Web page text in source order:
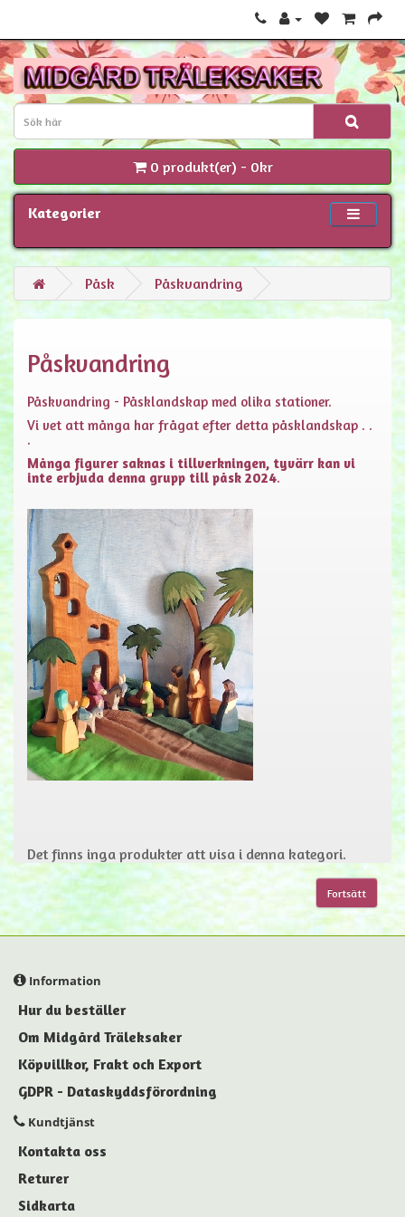
0 produkt(er) - 0kr
Kategorier
Påsk Påskvandring
Påskvandring
Påskvandring - Påsklandskap med olika stationer.
Vi vet att många har frågat efter detta påsklandskap . .
.
Många figurer saknas i tillverkningen, tyvärr kan vi
inte erbjuda denna grupp till påsk 2024.
Det finns inga produkter att visa i denna kategori.
Fortsätt
Information
Hur du beställer
Om Midgård Träleksaker
Köpvillkor, Frakt och Export
GDPR - Dataskyddsförordning
Kundtjänst
Kontakta oss
Returer
Sidkarta